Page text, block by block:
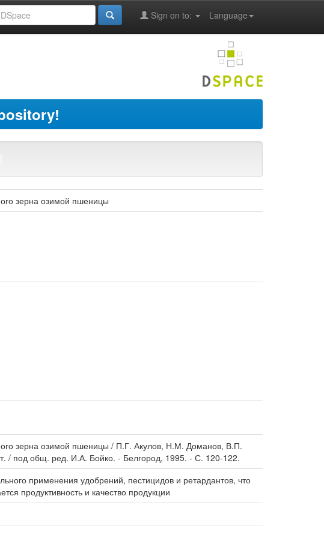
Language
Sign on to:
зерна озимой пшеницы
зерна озимой пшеницы / П.Г. Акулов, Н.М. Доманов, В.П.
/ под общ. ред. И.А. Бойко. - Белгород, 1995. - С. 120-122.
применения удобрений, пестицидов и ретардантов, что
продуктивность и качество продукции